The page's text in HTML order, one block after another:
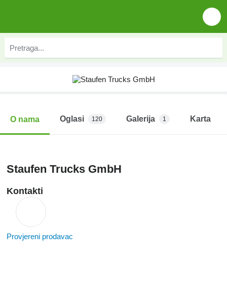
O nama Oglasi 120 Galerija 1 Karta
Staufen Trucks GmbH
Kontakti
Provjereni prodavac